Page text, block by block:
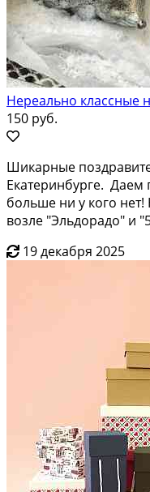
Нереально классные
150 руб.
Шикарные
Екатеринбурге. Даем
больше ни у кого
возле "Эльдорадо" и
19 декабря 2025